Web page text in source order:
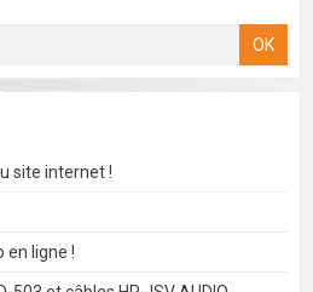
OK
site internet !
en ligne !